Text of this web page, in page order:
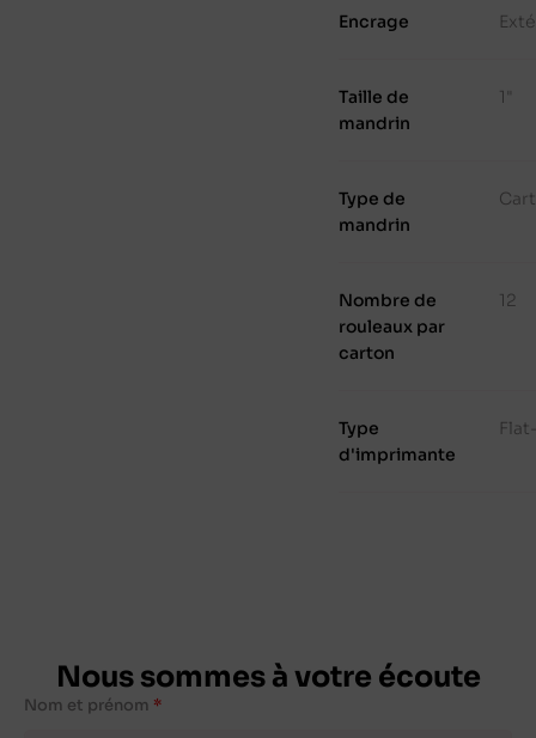
Encrage
Taille de
mandrin
1"
Type de
mandrin
Nombre de
rouleaux par
carton
12
Type
d'imprimante
Nous sommes à votre écoute
Nom et prénom